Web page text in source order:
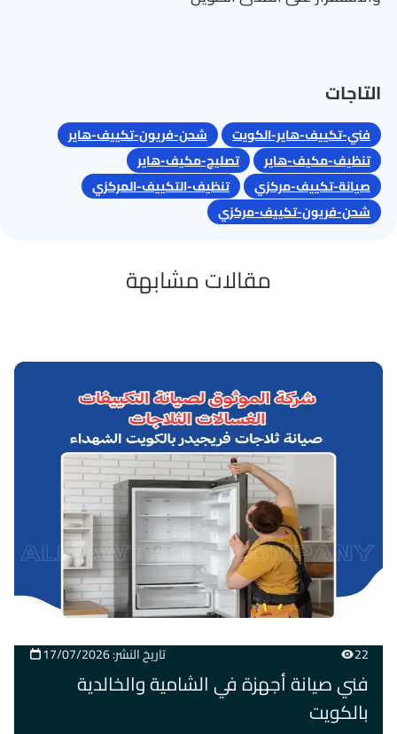
التاجات
فني-تكييف-هاير-الكويت
شحن-فريون-تكييف-هاير
تنظيف-مكيف-هاير
تصليح-مكيف-هاير
صيانة-تكييف-مركزي
تنظيف-التكييف-المركزي
شحن-فريون-تكييف-مركزي
مقالات مشابهة
22 تاريخ النشر: 17/07/2026
فني صيانة أجهزة في الشامية والخالدية
بالكويت